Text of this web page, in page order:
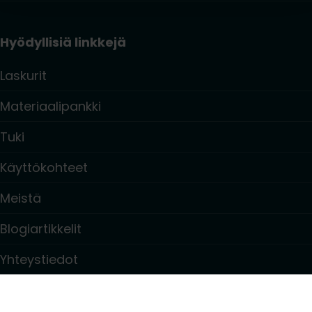
Hyödyllisiä linkkejä
Laskurit
Materiaalipankki
Tuki
Käyttökohteet
Meistä
Blogiartikkelit
Yhteystiedot